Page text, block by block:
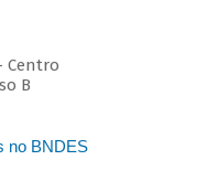
Centro
B
no BNDES